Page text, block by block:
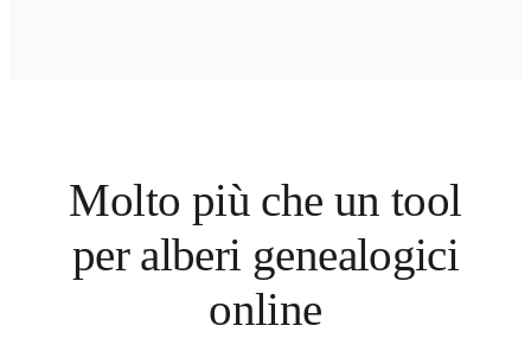
Molto più che un tool
per alberi genealogici
online